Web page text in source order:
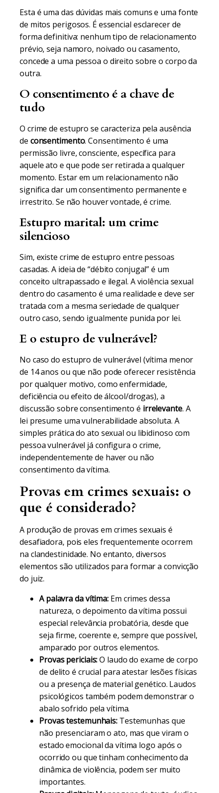
Esta é uma das dúvidas mais comuns e uma fonte
de mitos perigosos. É essencial esclarecer de
forma definitiva: nenhum tipo de relacionamento
prévio, seja namoro, noivado ou casamento,
concede a uma pessoa o direito sobre o corpo da
outra.
O consentimento é a chave de
tudo
O crime de estupro se caracteriza pela ausência
de consentimento. Consentimento é uma
permissão livre, consciente, específica para
aquele ato e que pode ser retirada a qualquer
momento. Estar em um relacionamento não
significa dar um consentimento permanente e
irrestrito. Se não houver vontade, é crime.
Estupro marital: um crime
silencioso
Sim, existe crime de estupro entre pessoas
casadas. A ideia de “débito conjugal” é um
conceito ultrapassado e ilegal. A violência sexual
dentro do casamento é uma realidade e deve ser
tratada com a mesma seriedade de qualquer
outro caso, sendo igualmente punida por lei.
E o estupro de vulnerável?
No caso do estupro de vulnerável (vítima menor
de 14 anos ou que não pode oferecer resistência
por qualquer motivo, como enfermidade,
deficiência ou efeito de álcool/drogas), a
discussão sobre consentimento é irrelevante. A
lei presume uma vulnerabilidade absoluta. A
simples prática do ato sexual ou libidinoso com
pessoa vulnerável já configura o crime,
independentemente de haver ou não
consentimento da vítima.
Provas em crimes sexuais: o
que é considerado?
A produção de provas em crimes sexuais é
desafiadora, pois eles frequentemente ocorrem
na clandestinidade. No entanto, diversos
elementos são utilizados para formar a convicção
do juiz.
A palavra da vítima: Em crimes dessa
natureza, o depoimento da vítima possui
especial relevância probatória, desde que
seja firme, coerente e, sempre que possível,
amparado por outros elementos.
Provas periciais:O laudo do exame de corpo
de delito é crucial para atestar lesões físicas
ou a presença de material genético. Laudos
psicológicos também podem demonstrar o
abalo sofrido pela vítima.
Provas testemunhais: Testemunhas que
não presenciaram o ato, mas que viram o
estado emocional da vítima logo após o
ocorrido ou que tinham conhecimento da
dinâmica de violência, podem ser muito
importantes.